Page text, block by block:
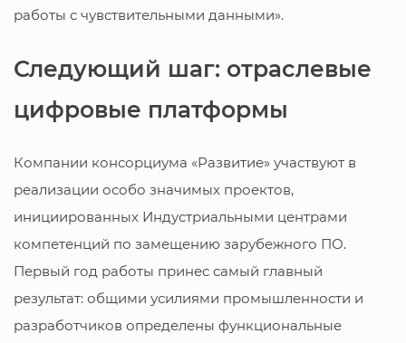
работы с чувствительными данными».
Следующий шаг: отраслевые
цифровые платформы
Компании консорциума «Развитие» участвуют в
реализации особо значимых проектов,
инициированных Индустриальными центрами
компетенций по замещению зарубежного ПО.
Первый год работы принес самый главный
результат: общими усилиями промышленности и
разработчиков определены функциональные